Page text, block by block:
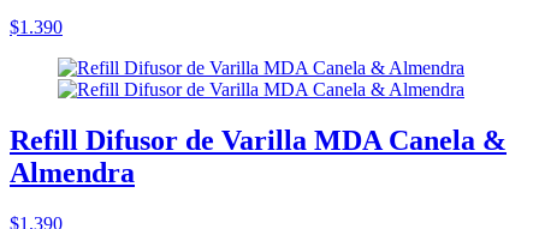
$1.390
Refill Difusor de Varilla MDA Canela &
Almendra
$1.390